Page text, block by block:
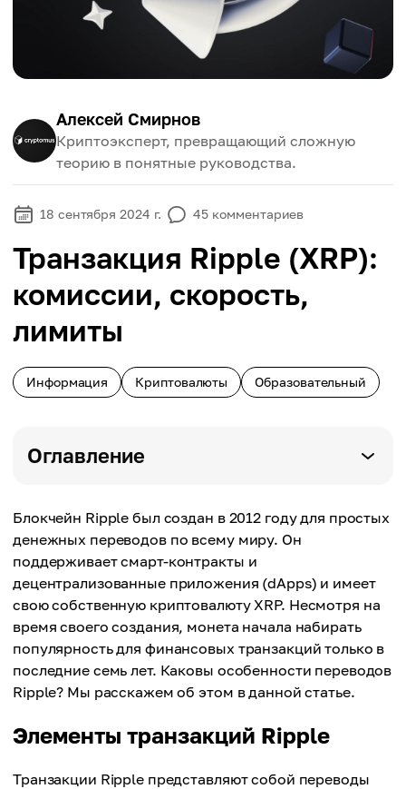
Алексей Смирнов
Криптоэксперт, превращающий сложную
теорию в понятные руководства.
18 сентября 2024 г. 45 комментариев
Транзакция Ripple (XRP):
комиссии, скорость,
лимиты
Информация Криптовалюты Образовательный
Оглавление
Блокчейн Ripple был создан в 2012 году для простых
денежных переводов по всему миру. Он
поддерживает смарт-контракты и
децентрализованные приложения (dApps) и имеет
свою собственную криптовалюту XRP. Несмотря на
время своего создания, монета начала набирать
популярность для финансовых транзакций только в
последние семь лет. Каковы особенности переводов
Ripple? Мы расскажем об этом в данной статье.
Элементы транзакций Ripple
Транзакции Ripple представляют собой переводы